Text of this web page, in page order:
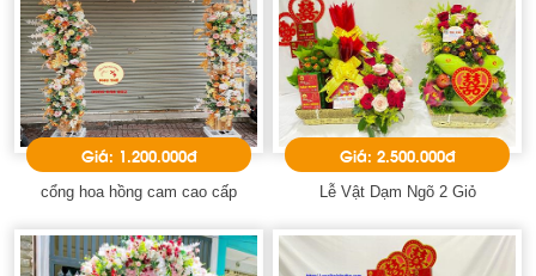
Giá: 1.200.000đ
cổng hoa hồng cam cao cấp
Giá: 2.500.000đ
Lễ Vật Dạm Ngõ 2 Giỏ